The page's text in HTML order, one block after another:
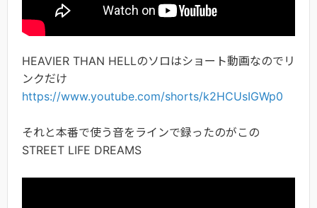
HEAVIER THAN HELLのソロはショート動画なのでリ
ンクだけ
https://www.youtube.com/shorts/k2HCUsIGWp0
それと本番で使う音をラインで録ったのがこの
STREET LIFE DREAMS